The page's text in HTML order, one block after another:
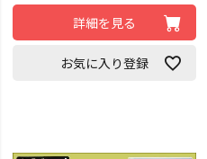
詳細を見る
お気に入り登録